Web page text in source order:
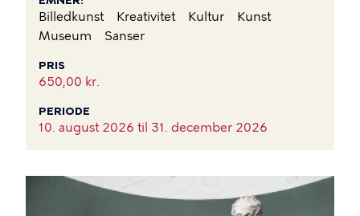
Billedkunst Kreativitet Kultur
Kunst
Museum
Sanser
PRIS
650,00 kr.
PERIODE
10. august 2026 til 31. december 2026